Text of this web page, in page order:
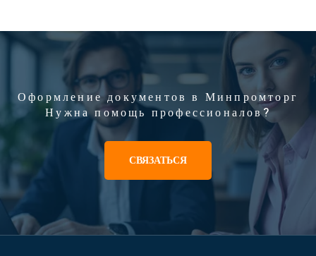
Оформление документов в Минпромторг
Нужна помощь профессионалов?
СВЯЗАТЬСЯ